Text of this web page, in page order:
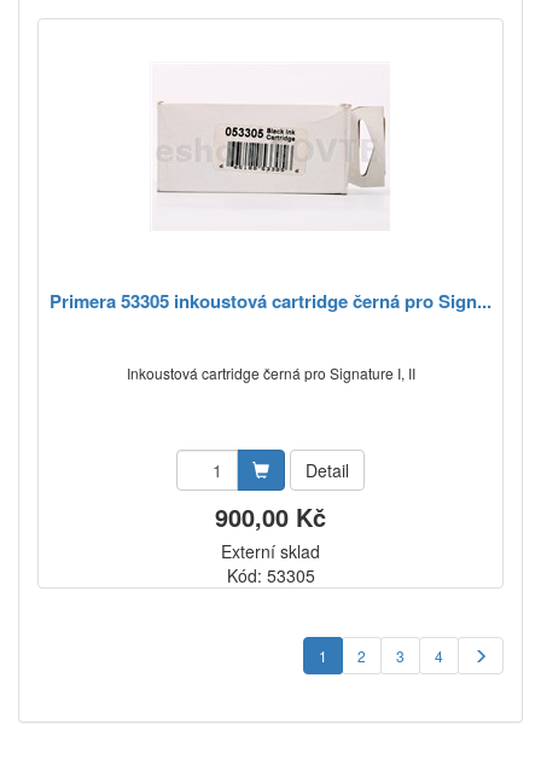
Primera 53305 inkoustová cartridge černá pro Sign...
Inkoustová cartridge černá pro Signature I, II
Detail
900,00 Kč
Externí sklad
Kód: 53305
1 2 3 4